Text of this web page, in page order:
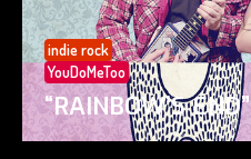
indie rock
YouDoMeToo
“RAINBOW’S END”